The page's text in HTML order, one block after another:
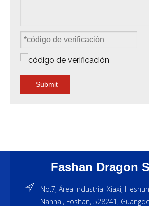
Submit
Fashan Dragon
No.7, Área Industrial Xiaxi,
Nanhai, Foshan, 528241,